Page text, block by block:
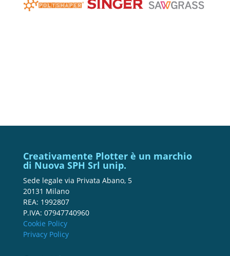
Creativamente Plotter è un marchio
di Nuova SPH Srl unip.
Sede legale via Privata Abano, 5
20131 Milano
REA: 1992807
P.IVA: 07947740960
Cookie Policy
Privacy Policy